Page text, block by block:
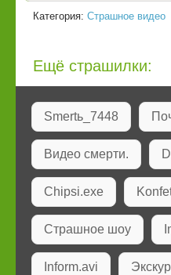
Категория: Страшное видео
Ещё страшилки:
Smertь_7448
Видео смерти.
Chipsi.exe
Страшное шоу
Inform.avi